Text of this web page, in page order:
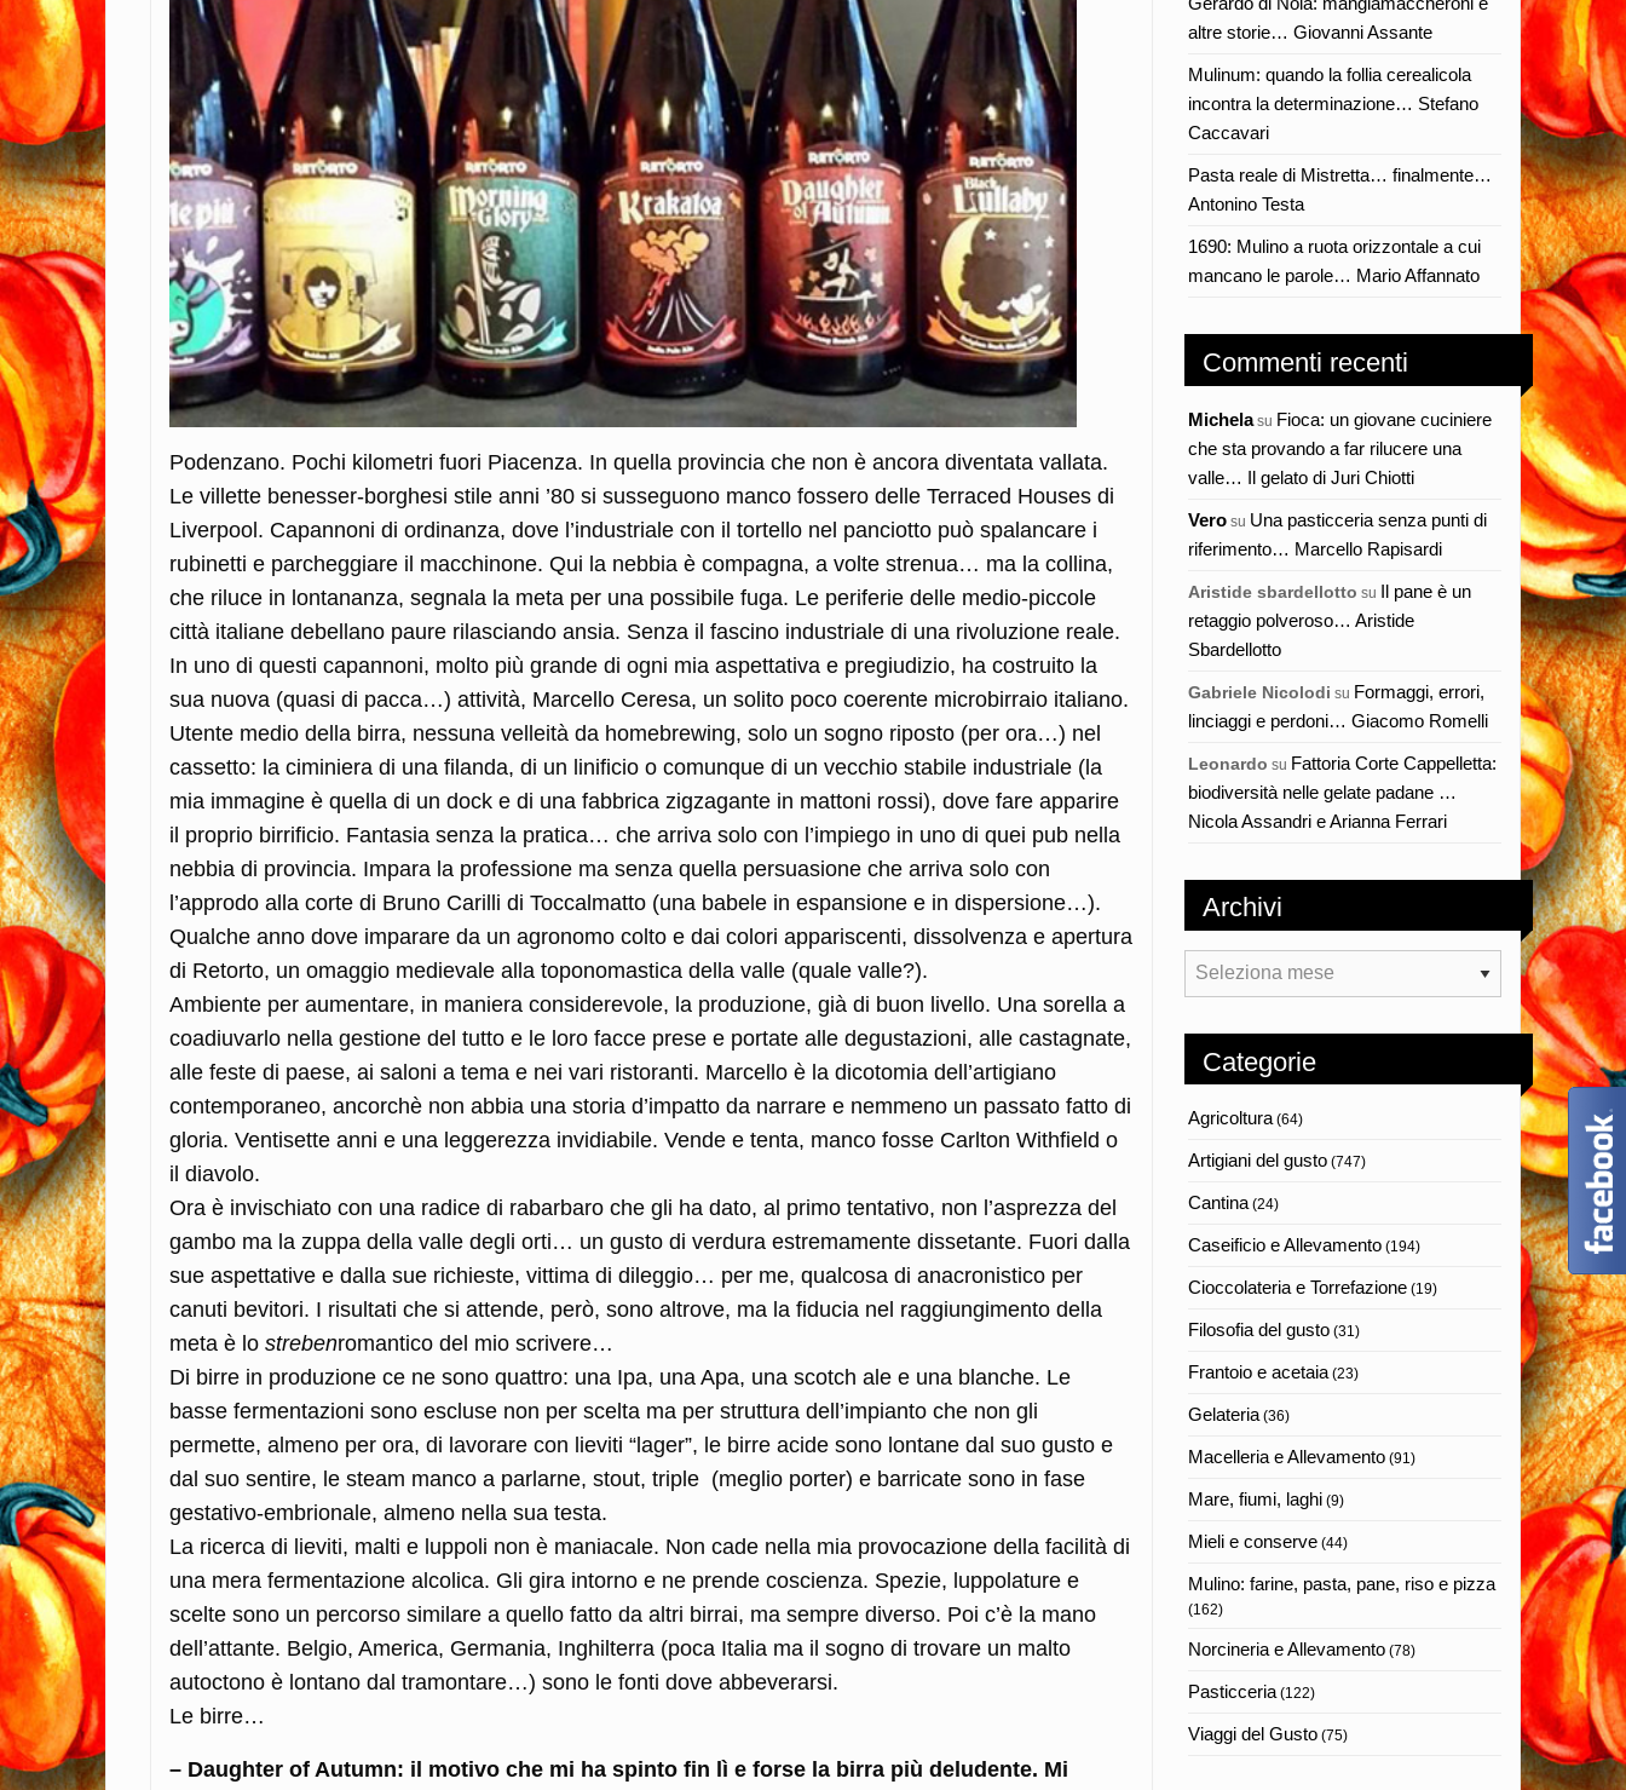
Podenzano. Pochi kilometri fuori Piacenza. In quella provincia che non è ancora diventata vallata.
Le villette benesser-borghesi stile anni ’80 si susseguono manco fossero delle Terraced Houses di
Liverpool. Capannoni di ordinanza, dove l’industriale con il tortello nel panciotto può spalancare i
rubinetti e parcheggiare il macchinone. Qui la nebbia è compagna, a volte strenua… ma la collina,
che riluce in lontananza, segnala la meta per una possibile fuga. Le periferie delle medio-piccole
città italiane debellano paure rilasciando ansia. Senza il fascino industriale di una rivoluzione reale.
In uno di questi capannoni, molto più grande di ogni mia aspettativa e pregiudizio, ha costruito la
sua nuova (quasi di pacca…) attività, Marcello Ceresa, un solito poco coerente microbirraio italiano.
Utente medio della birra, nessuna velleità da homebrewing, solo un sogno riposto (per ora…) nel
cassetto: la ciminiera di una filanda, di un linificio o comunque di un vecchio stabile industriale (la
mia immagine è quella di un dock e di una fabbrica zigzagante in mattoni rossi), dove fare apparire
il proprio birrificio. Fantasia senza la pratica… che arriva solo con l’impiego in uno di quei pub nella
nebbia di provincia. Impara la professione ma senza quella persuasione che arriva solo con
l’approdo alla corte di Bruno Carilli di Toccalmatto (una babele in espansione e in dispersione…).
Qualche anno dove imparare da un agronomo colto e dai colori appariscenti, dissolvenza e apertura
di Retorto, un omaggio medievale alla toponomastica della valle (quale valle?).
Ambiente per aumentare, in maniera considerevole, la produzione, già di buon livello. Una sorella a
coadiuvarlo nella gestione del tutto e le loro facce prese e portate alle degustazioni, alle castagnate,
alle feste di paese, ai saloni a tema e nei vari ristoranti. Marcello è la dicotomia dell’artigiano
contemporaneo, ancorchè non abbia una storia d’impatto da narrare e nemmeno un passato fatto di
gloria. Ventisette anni e una leggerezza invidiabile. Vende e tenta, manco fosse Carlton Withfield o
il diavolo.
Ora è invischiato con una radice di rabarbaro che gli ha dato, al primo tentativo, non l’asprezza del
gambo ma la zuppa della valle degli orti… un gusto di verdura estremamente dissetante. Fuori dalla
sue aspettative e dalla sue richieste, vittima di dileggio… per me, qualcosa di anacronistico per
canuti bevitori. I risultati che si attende, però, sono altrove, ma la fiducia nel raggiungimento della
meta è lo strebenromantico del mio scrivere…
Di birre in produzione ce ne sono quattro: una Ipa, una Apa, una scotch ale e una blanche. Le
basse fermentazioni sono escluse non per scelta ma per struttura dell’impianto che non gli
permette, almeno per ora, di lavorare con lieviti “lager”, le birre acide sono lontane dal suo gusto e
dal suo sentire, le steam manco a parlarne, stout, triple (meglio porter) e barricate sono in fase
gestativo-embrionale, almeno nella sua testa.
La ricerca di lieviti, malti e luppoli non è maniacale. Non cade nella mia provocazione della facilità di
una mera fermentazione alcolica. Gli gira intorno e ne prende coscienza. Spezie, luppolature e
scelte sono un percorso similare a quello fatto da altri birrai, ma sempre diverso. Poi c’è la mano
dell’attante. Belgio, America, Germania, Inghilterra (poca Italia ma il sogno di trovare un malto
autoctono è lontano dal tramontare…) sono le fonti dove abbeverarsi.
Le birre…
– Daughter of Autumn: il motivo che mi ha spinto fin lì e forse la birra più deludente. Mi
altre storie… Giovanni Assante
Mulinum: quando la follia cerealicola
incontra la determinazione… Stefano
Caccavari
Pasta reale di Mistretta… finalmente…
Antonino Testa
1690: Mulino a ruota orizzontale a cui
mancano le parole… Mario Affannato
Commenti recenti
Michelasu Fioca: un giovane cuciniere
che sta provando a far rilucere una
valle… Il gelato di Juri Chiotti
Vero su Una pasticceria senza punti di
riferimento… Marcello Rapisardi
Aristide sbardellotto su Il pane è un
retaggio polveroso… Aristide
Sbardellotto
Gabriele Nicolodi su Formaggi, errori,
linciaggi e perdoni… Giacomo Romelli
Leonardo su Fattoria Corte Cappelletta:
biodiversità nelle gelate padane …
Nicola Assandri e Arianna Ferrari
Archivi
Archivi
Categorie
Agricoltura(64)
Artigiani del gusto (747)
Cantina(24)
Caseificio e Allevamento (194)
Cioccolateria e Torrefazione (19)
Filosofia del gusto (31)
Frantoio e acetaia(23)
Gelateria(36)
Macelleria e Allevamento (91)
Mare, fiumi, laghi (9)
Mieli e conserve (44)
Mulino: farine, pasta, pane, riso e pizza
(162)
Norcineria e Allevamento (78)
Pasticceria(122)
Viaggi del Gusto (75)